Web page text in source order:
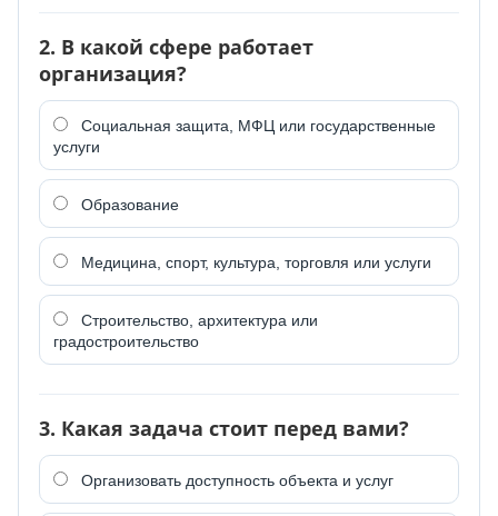
2. В какой сфере работает
организация?
Социальная защита, МФЦ или государственные
услуги
Образование
Медицина, спорт, культура, торговля или услуги
Строительство, архитектура или
градостроительство
3. Какая задача стоит перед вами?
Организовать доступность объекта и услуг